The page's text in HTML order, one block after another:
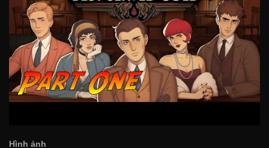
Hình ảnh